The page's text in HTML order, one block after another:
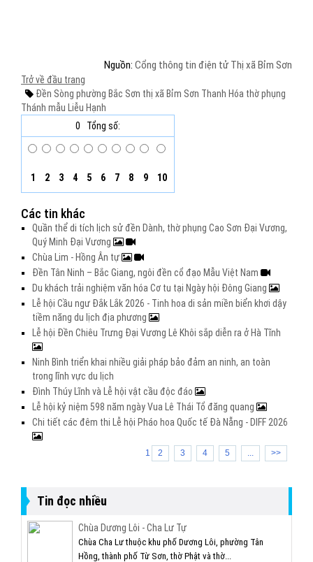
Nguồn: Cổng thông tin điện tử Thị xã Bỉm Sơn
Trở về đầu trang
Đền Sòng phường Bắc Sơn thị xã Bỉm Sơn Thanh Hóa thờ phụng
Thánh mẫu Liễu Hạnh
0
Tổng số:
1 2 3 4 5 6 7 8 9 10
Các tin khác
Quần thể di tích lịch sử đền Dành, thờ phụng Cao Sơn Đại Vương,
Quý Minh Đại Vương
Chùa Lim - Hồng Ân tự
Đền Tân Ninh – Bắc Giang, ngôi đền cổ đạo Mẫu Việt Nam
Du khách trải nghiệm văn hóa Cơ tu tại Ngày hội Đông Giang
Lễ hội Cầu ngư Đắk Lắk 2026 - Tinh hoa di sản miền biển khơi dậy
tiềm năng du lịch địa phương
Lễ hội Đền Chiêu Trưng Đại Vương Lê Khôi sắp diễn ra ở Hà Tĩnh
Ninh Bình triển khai nhiều giải pháp bảo đảm an ninh, an toàn
trong lĩnh vực du lịch
Đình Thúy Lĩnh và Lễ hội vật cầu độc đáo
Lễ hội kỷ niệm 598 năm ngày Vua Lê Thái Tổ đăng quang
Chi tiết các đêm thi Lễ hội Pháo hoa Quốc tế Đà Nẵng - DIFF 2026
1 2 3 4 5 ... >>
Tin đọc nhiều
Chùa Dương Lôi - Cha Lư Tự
Chùa Cha Lư thuộc khu phố Dương Lôi, phường Tân
Hồng, thành phố Từ Sơn, thờ Phật và thờ...